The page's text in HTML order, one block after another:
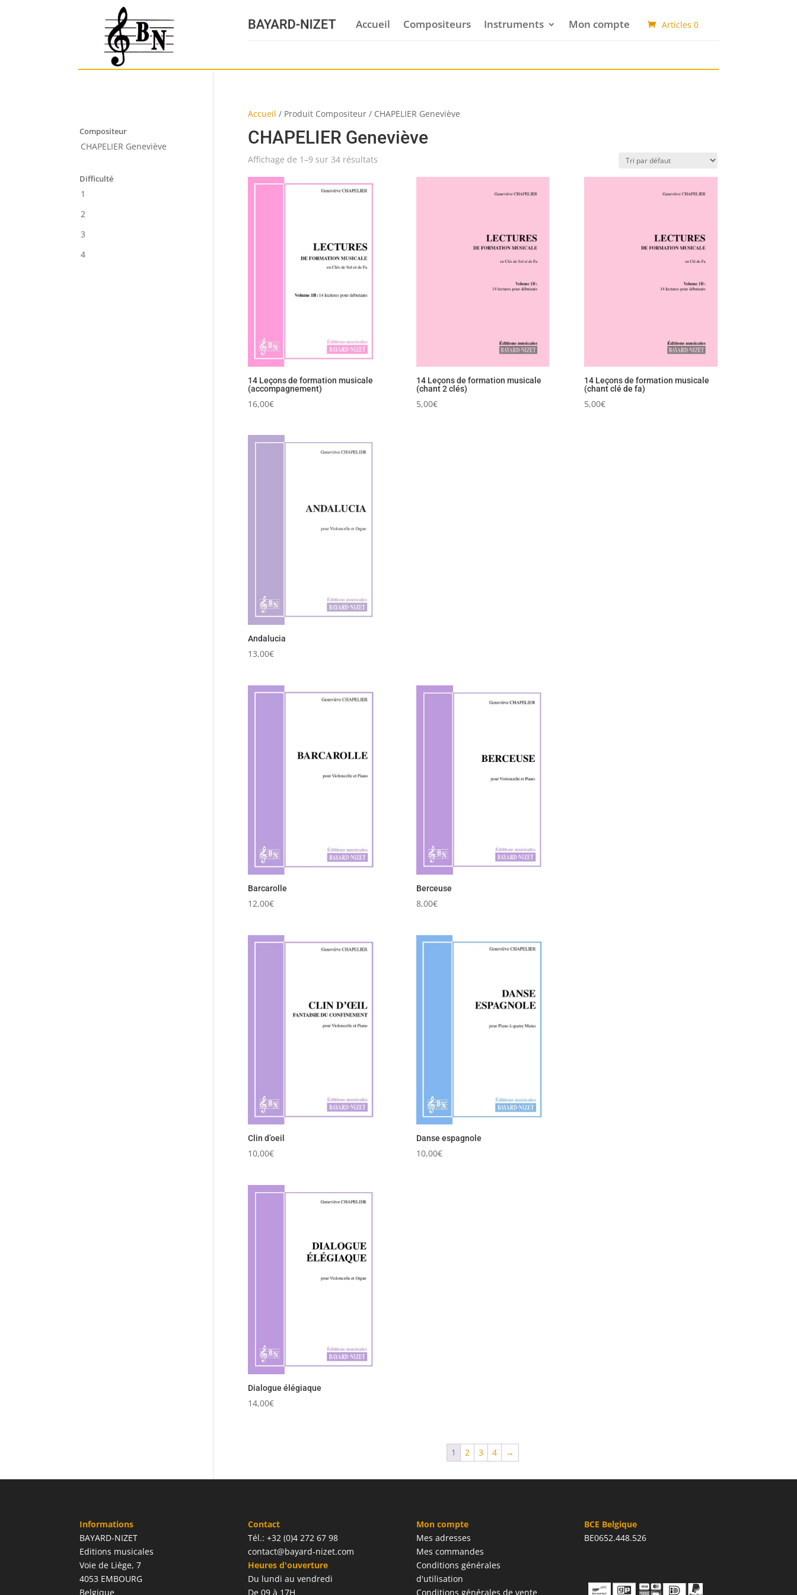
Accueil Compositeurs Instruments Mon compte Articles 0
Accueil / Produit Compositeur/ CHAPELIER Geneviève
CHAPELIER Geneviève
Affichage de 1–9 sur 34 résultats
14 Leçons de formation musicale
(accompagnement)
16,00€
14 Leçons de formation musicale
(chant 2 clés)
5,00€
14 Leçons de formation musicale
(chant clé de fa)
5,00€
Andalucia
13,00€
Barcarolle
12,00€
Berceuse
8,00€
Clin d’oeil
10,00€
Danse espagnole
10,00€
Dialogue élégiaque
14,00€
1 2 3 4 →
Compositeur
CHAPELIER Geneviève
Difficulté
1
2
3
4
Informations
BAYARD-NIZET
Editions musicales
Voie de Liège, 7
4053 EMBOURG
Belgique
Contact
Tél.: +32 (0)4 272 67 98
contact@bayard-nizet.com
Heures d'ouverture
Du lundi au vendredi
De 09 à 17H
Mon compte
Mes adresses
Mes commandes
Conditions générales
d'utilisation
Conditions générales de vente
BCE Belgique
BE0652.448.526